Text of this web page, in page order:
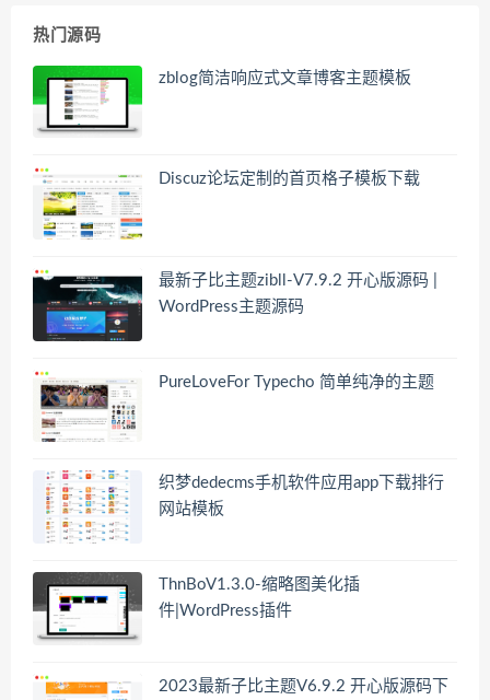
热门源码
zblog简洁响应式文章博客主题模板
Discuz论坛定制的首页格子模板下载
最新子比主题zibll-V7.9.2 开心版源码 |
WordPress主题源码
PureLoveFor Typecho 简单纯净的主题
织梦dedecms手机软件应用app下载排行
网站模板
ThnBoV1.3.0-缩略图美化插
件|WordPress插件
2023最新子比主题V6.9.2 开心版源码下